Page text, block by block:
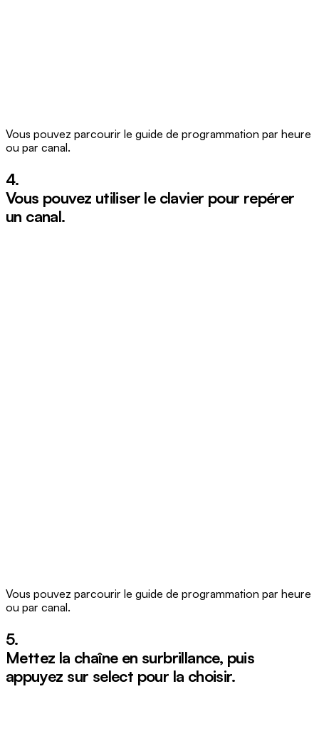
Vous pouvez parcourir le guide de programmation par heure
ou par canal.
4.
Vous pouvez utiliser le clavier pour repérer
un canal.
Vous pouvez parcourir le guide de programmation par heure
ou par canal.
5.
Mettez la chaîne en surbrillance, puis
appuyez sur select pour la choisir.